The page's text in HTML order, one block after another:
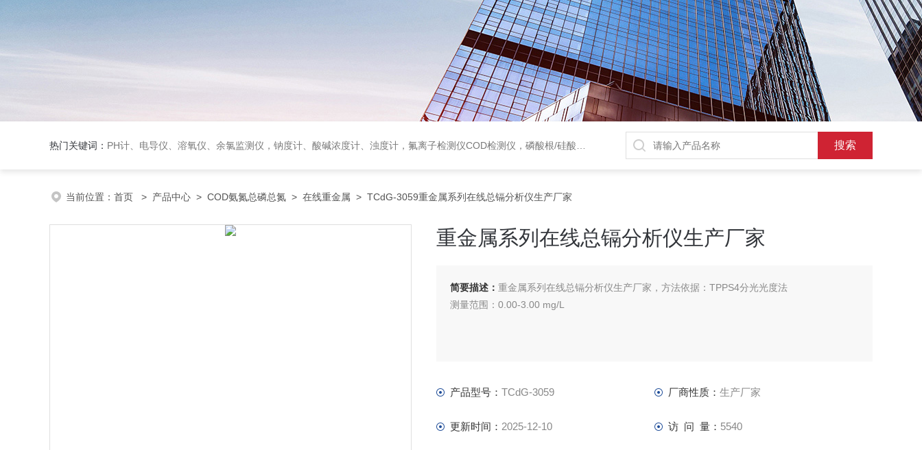
热门关键词： PH计、电导仪、溶氧仪、余氯监测仪，钠度计、酸碱浓度计、浊度计，氟离子检测仪COD检测仪，磷酸根/硅酸根分析仪，PH电极、溶氧电极、电导电极
当前位置： 首页 > 产品中心 > COD氨氮总磷总氮 > 在线重金属 > TCdG-3059重金属系列在线总镉分析仪生产厂家
重金属系列在线总镉分析仪生产厂家
简要描述： 重金属系列在线总镉分析仪生产厂家，方法依据：TPPS4分光光度法
测量范围：0.00-3.00 mg/L
产品型号： TCdG-3059 厂商性质： 生产厂家
更新时间： 2025-12-10 访 问 量： 5540